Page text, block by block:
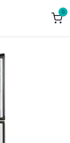
0